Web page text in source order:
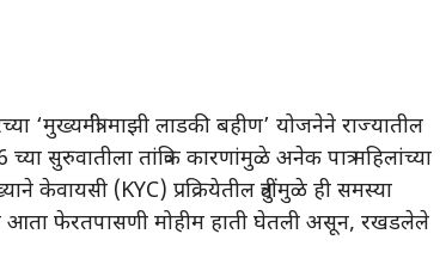
‘मुख्यमंत्री माझी लाडकी बहीण’ योजनेने राज्यातील
सुरुवातीला तांत्रिक कारणांमुळे अनेक पात्र महिलांच्या
केवायसी (KYC) प्रक्रियेतील त्रुटींमुळे ही समस्या
आता फेरतपासणी मोहीम हाती घेतली असून, रखडलेले